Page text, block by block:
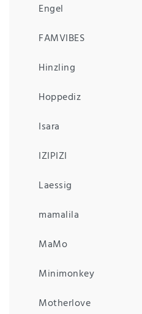
Engel
FAMVIBES
Hinzling
Hoppediz
Isara
IZIPIZI
Laessig
mamalila
MaMo
Minimonkey
Motherlove